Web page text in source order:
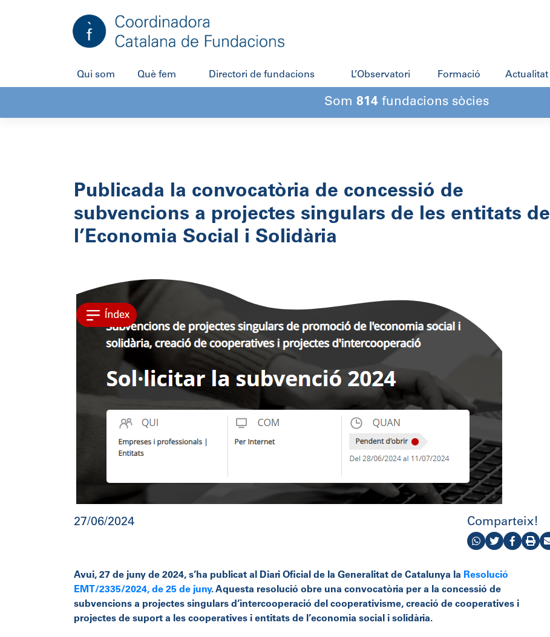
Qui som Què fem Directori de fundacions L’Observatori Formació Actualitat
Som 814 fundacions sòcies
Publicada la convocatòria de concessió de
subvencions a projectes singulars de les entitats de
l’Economia Social i Solidària
27/06/2024 Comparteix!
Avui, 27 de juny de 2024, s’ha publicat al Diari Oficial de la Generalitat de Catalunya la Resolució
EMT/2335/2024, de 25 de juny. Aquesta resolució obre una convocatòria per a la concessió de
subvencions a projectes singulars d’intercooperació del cooperativisme, creació de cooperatives i
projectes de suport a les cooperatives i entitats de l’economia social i solidària.